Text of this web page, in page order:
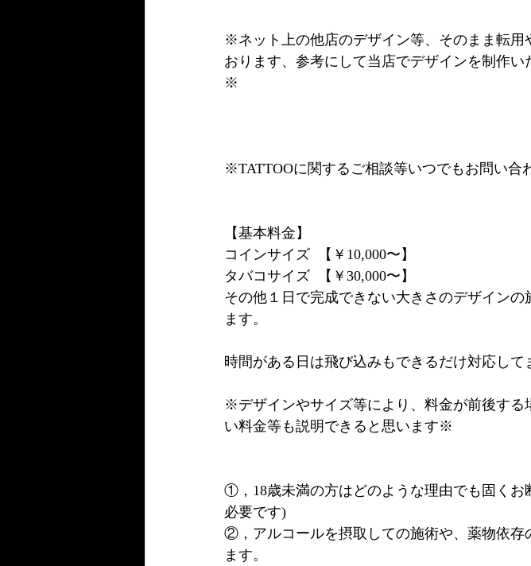
※ネット上の他店のデザイン等、そのまま転
おります、参考にして当店でデザインを制作
※
※TATTOOに関するご相談等いつでもお問い合
【基本料金】
コインサイズ  【￥10,000〜】
タバコサイズ  【￥30,000〜】
その他１日で完成できない大きさのデザインの
ます。
時間がある日は飛び込みもできるだけ対応して
※デザインやサイズ等により、料金が前後する
い料金等も説明できると思います※
①，18歳未満の方はどのような理由でも固く
必要です)
②，アルコールを摂取しての施術や、薬物依存
ます。